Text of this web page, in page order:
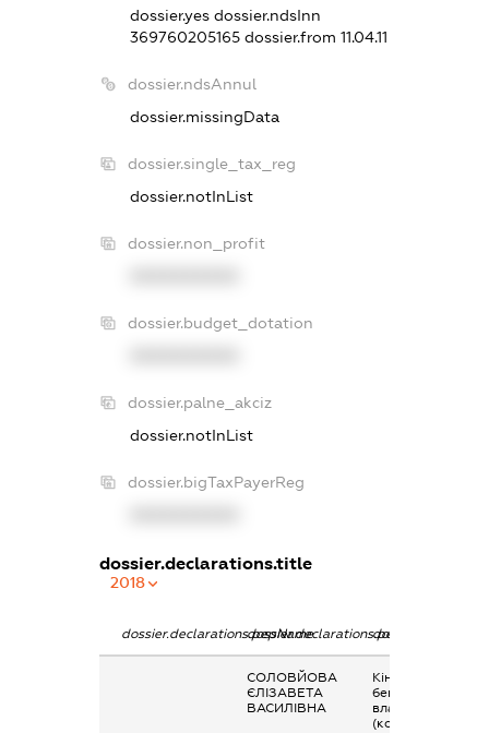
dossier.yes dossier.ndsInn
369760205165 dossier.from 11.04.11
dossier.ndsAnnul
dossier.missingData
dossier.single_tax_reg
dossier.notInList
dossier.non_profit
dossier.budget_dotation
dossier.palne_akciz
dossier.notInList
dossier.bigTaxPayerReg
dossier.declarations.title
2018
dossier.declarations.pepNamedossier.declarations.personName
СОЛОВЙОВА
ЄЛІЗАВЕТА
ВАСИЛІВНА
Кінцевий
бенефіціарний
власник
(контролер)